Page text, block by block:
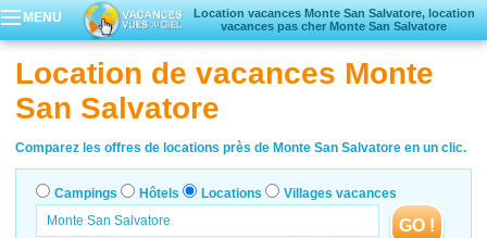
MENU
Location vacances Monte San Salvatore, location
vacances pas cher Monte San Salvatore
Hôtels
Locations vacances
Location de vacances Monte
San Salvatore
Comparez les offres de locations près de Monte San Salvatore en un clic.
Campings Hôtels Locations Villages vacances
GO !